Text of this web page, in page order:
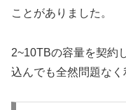
ことがありました。
2~10TBの容量を契約
込んでも全然問題なく